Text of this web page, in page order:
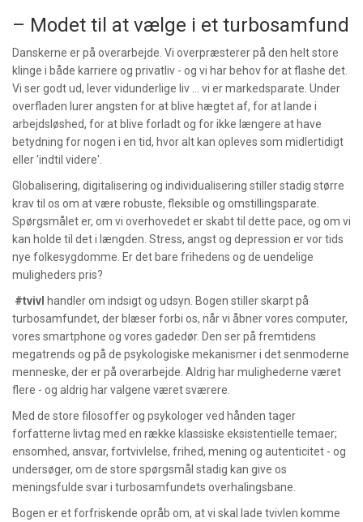
– Modet til at vælge i et turbosamfund
Danskerne er på overarbejde. Vi overpræsterer på den helt store
klinge i både karriere og privatliv - og vi har behov for at flashe det.
Vi ser godt ud, lever vidunderlige liv ... vi er markedsparate. Under
overfladen lurer angsten for at blive hægtet af, for at lande i
arbejdsløshed, for at blive forladt og for ikke længere at have
betydning for nogen i en tid, hvor alt kan opleves som midlertidigt
eller 'indtil videre'.
Globalisering, digitalisering og individualisering stiller stadig større
krav til os om at være robuste, fleksible og omstillingsparate.
Spørgsmålet er, om vi overhovedet er skabt til dette pace, og om vi
kan holde til det i længden. Stress, angst og depression er vor tids
nye folkesygdomme. Er det bare frihedens og de uendelige
muligheders pris?
#tvivl handler om indsigt og udsyn. Bogen stiller skarpt på
turbosamfundet, der blæser forbi os, når vi åbner vores computer,
vores smartphone og vores gadedør. Den ser på fremtidens
megatrends og på de psykologiske mekanismer i det senmoderne
menneske, der er på overarbejde. Aldrig har mulighederne været
flere - og aldrig har valgene været sværere.
Med de store filosoffer og psykologer ved hånden tager
forfatterne livtag med en række klassiske eksistentielle temaer;
ensomhed, ansvar, fortvivlelse, frihed, mening og autenticitet - og
undersøger, om de store spørgsmål stadig kan give os
meningsfulde svar i turbosamfundets overhalingsbane.
Bogen er et forfriskende opråb om, at vi skal lade tvivlen komme